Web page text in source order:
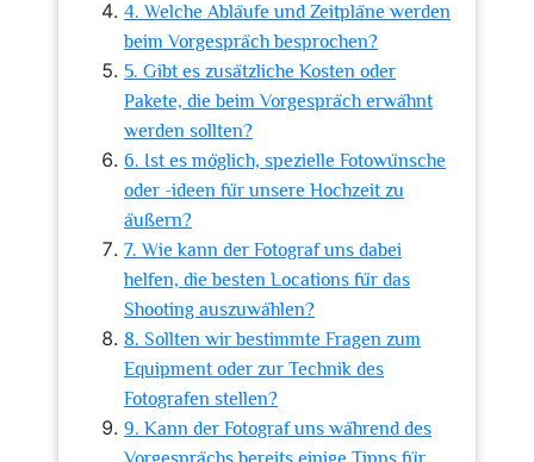
4. Welche Abläufe und Zeitpläne werden
beim Vorgespräch besprochen?
5. Gibt es zusätzliche Kosten oder
Pakete, die beim Vorgespräch erwähnt
werden sollten?
6. Ist es möglich, spezielle Fotowünsche
oder -ideen für unsere Hochzeit zu
äußern?
7. Wie kann der Fotograf uns dabei
helfen, die besten Locations für das
Shooting auszuwählen?
8. Sollten wir bestimmte Fragen zum
Equipment oder zur Technik des
Fotografen stellen?
9. Kann der Fotograf uns während des